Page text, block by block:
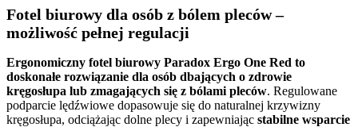
Fotel biurowy dla osób z bólem pleców –
możliwość pełnej regulacji
Ergonomiczny fotel biurowy Paradox Ergo One Red to
doskonałe rozwiązanie dla osób dbających o zdrowie
kręgosłupa lub zmagających się z bólami pleców. Regulowane
podparcie lędźwiowe dopasowuje się do naturalnej krzywizny
kręgosłupa, odciążając dolne plecy i zapewniając stabilne wsparcie